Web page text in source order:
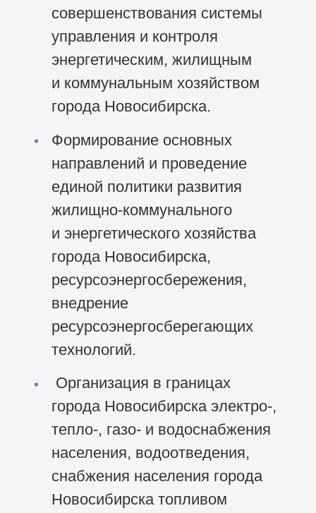
совершенствования системы
управления и контроля
энергетическим, жилищным
и коммунальным хозяйством
города Новосибирска.
Формирование основных
направлений и проведение
единой политики развития
жилищно-коммунального
и энергетического хозяйства
города Новосибирска,
ресурсоэнергосбережения,
внедрение
ресурсоэнергосберегающих
технологий.
Организация в границах
города Новосибирска электро-,
тепло-, газо- и водоснабжения
населения, водоотведения,
снабжения населения города
Новосибирска топливом